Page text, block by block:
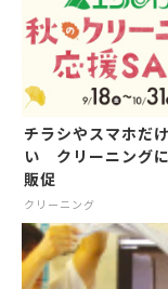
チラシやスマホだ
い クリーニング
販促
クリーニング